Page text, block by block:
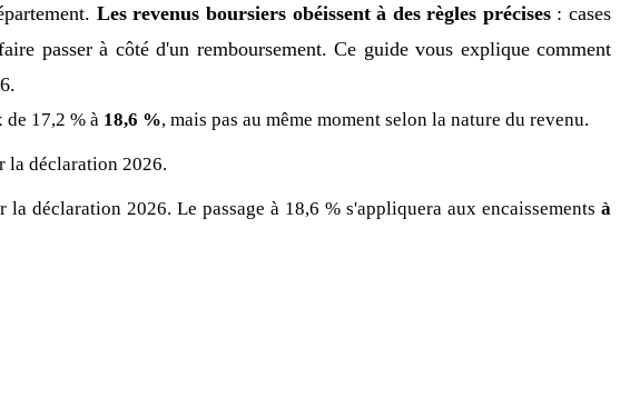
Les revenus boursiers obéissent à des règles précises: cases
passer à côté d'un remboursement. Ce guide vous explique comment
17,2 % à 18,6 %, mais pas au même moment selon la nature du revenu.
la déclaration 2026.
la déclaration 2026. Le passage à 18,6 % s'appliquera aux encaissementsà